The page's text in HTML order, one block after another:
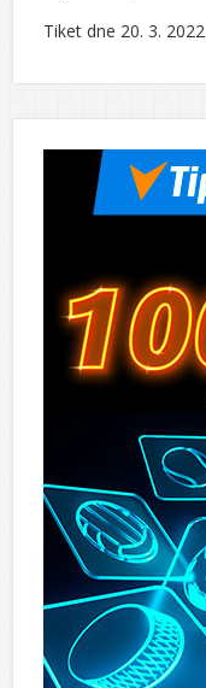
Tiket dne 20. 3. 2022